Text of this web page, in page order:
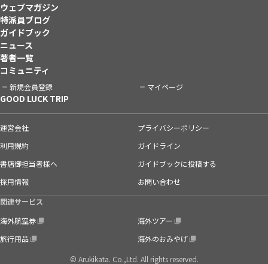
ウェブマガジン
特派員ブログ
ガイドブック
ニュース
著者一覧
コミュニティ
新規会員登録 マイページ
GOOD LUCK TRIP
運営会社
プライバシーポリシー
利用規約
ガイドライン
書店御担当者様へ
ガイドブックに投稿する
採用情報
お問い合わせ
関連サービス
海外航空券
海外ツアー
旅行用品
海外のおみやげ
© Arukikata. Co.,Ltd. All rights reserved.